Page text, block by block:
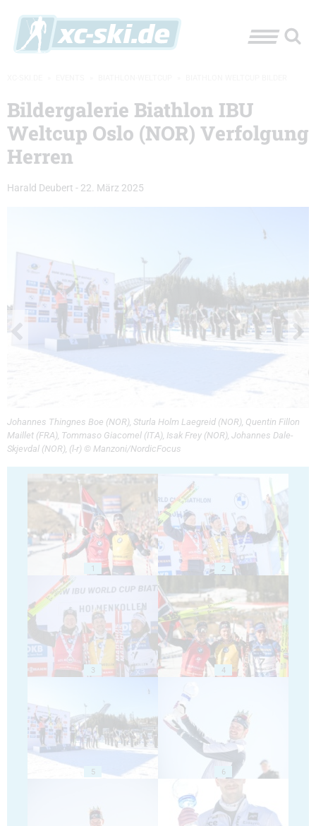
Bildergalerie Biathlon IBU
Weltcup Oslo (NOR) Verfolgung
Herren
Harald Deubert - 22. März 2025
Johannes Thingnes Boe (NOR), Sturla Holm Laegreid (NOR), Quentin Fillon
Maillet (FRA), Tommaso Giacomel (ITA), Isak Frey (NOR), Johannes Dale-
Skjevdal (NOR), (l-r) © Manzoni/NordicFocus
1 2
3 4
5 6